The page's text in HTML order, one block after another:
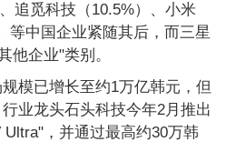
追觅科技（10.5%）、小米
等中国企业紧随其后，而三星
他企业"类别。
模已增长至约1万亿韩元，但
业龙头石头科技今年2月推出
，并通过最高约30万韩